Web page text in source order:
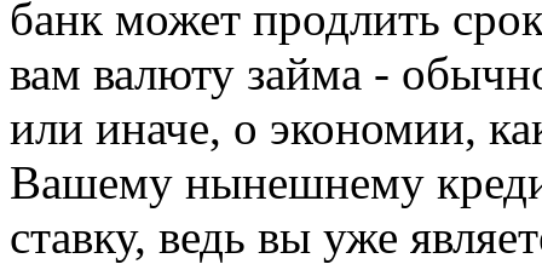
банк может продлить
вам валюту займа -
или иначе, о экономии,
Вашему нынешнему
ставку, ведь вы уже